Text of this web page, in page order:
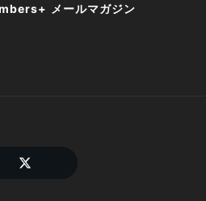
メールマガジン